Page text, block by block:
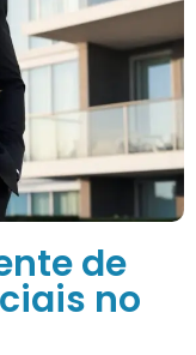
de
no